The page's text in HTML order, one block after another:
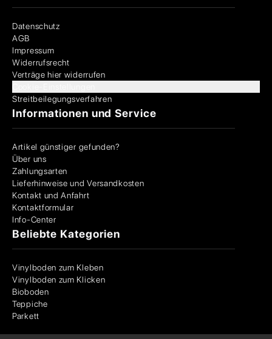
Datenschutz
AGB
Impressum
Widerrufsrecht
Verträge hier widerrufen
Streitbeilegungsverfahren
Informationen und Service
Artikel günstiger gefunden?
Über uns
Zahlungsarten
Lieferhinweise und Versandkosten
Kontakt und Anfahrt
Kontaktformular
Info-Center
Beliebte Kategorien
Vinylboden zum Kleben
Vinylboden zum Klicken
Bioboden
Teppiche
Parkett